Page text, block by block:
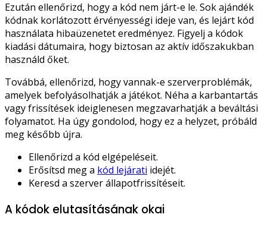
Ezután ellenőrizd, hogy a kód nem járt-e le. Sok ajándék
kódnak korlátozott érvényességi ideje van, és lejárt kód
használata hibaüzenetet eredményez. Figyelj a kódok
kiadási dátumaira, hogy biztosan az aktív időszakukban
használd őket.
Továbbá, ellenőrizd, hogy vannak-e szerverproblémák,
amelyek befolyásolhatják a játékot. Néha a karbantartás
vagy frissítések ideiglenesen megzavarhatják a beváltási
folyamatot. Ha úgy gondolod, hogy ez a helyzet, próbáld
meg később újra.
Ellenőrizd a kód elgépeléseit.
Erősítsd meg a kód lejárati idejét.
Keresd a szerver állapotfrissítéseit.
A kódok elutasításának okai